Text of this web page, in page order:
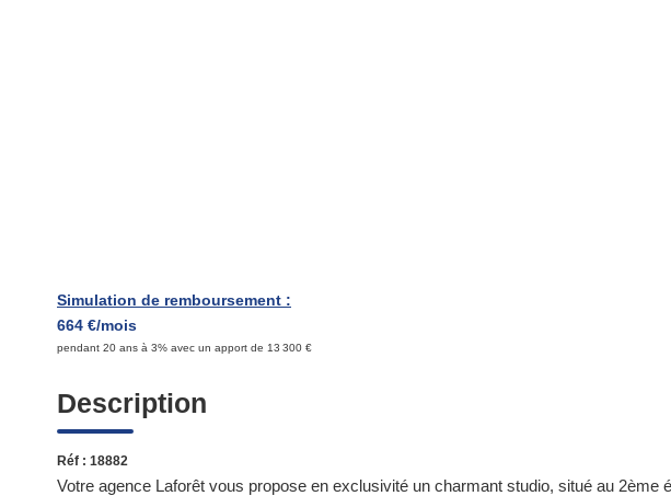
Simulation de remboursement :
664 €/mois
pendant 20 ans à 3% avec un apport de 13 300 €
Description
Réf : 18882
Votre agence Laforêt vous propose en exclusivité un charmant studio, situé au 2ème